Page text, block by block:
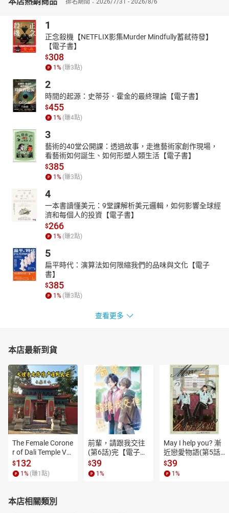
排名期間：2026/7/31 - 2026/8/6
1
正念殺機【NETFLIX影集Murder Mindfully蓄弒待發】
【電子書】
$308
1 % (賺3點)
2
時間的起源：史蒂芬．霍金的最終理論【電子書】
$455
1 % (賺4點)
3
藝術的40堂公開課：透過故事，走進藝術家創作現場，
看藝術如何誕生、如何形塑人類生活【電子書】
$385
1 % (賺3點)
4
一本書讀懂美元：9堂課解析美元邏輯，如何影響全球經
濟和每個人的投資【電子書】
$266
1 % (賺2點)
5
扁平時代：演算法如何限縮我們的品味與文化【電子
書】
$385
1 % (賺3點)
查看更多
本店最新到貨
The Female Corone
r of Dali Temple Vo
l.6【有聲書】
$132
1 % (賺1 點)
前輩，請跟我交往
(第6話)完【電子
書】
$39
1 %
May I help you? 漸
近戀愛物語(第5話)
【電子書】
$39
1 %
本店相關類別